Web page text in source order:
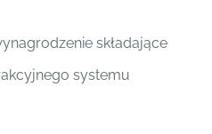
składające
systemu